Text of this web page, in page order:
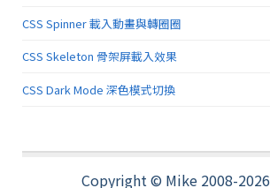
CSS Spinner 載入動畫與轉圈圈
CSS Skeleton 骨架屏載入效果
CSS Dark Mode 深色模式切換
Copyright © Mike 2008-2026